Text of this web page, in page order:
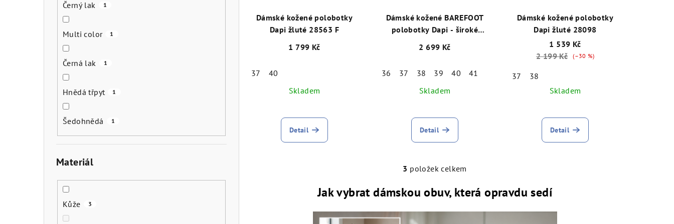
Černý lak 1
Multi color 1
Černá lak 1
Hnědá třpyt 1
Šedohnědá 1
Materiál
Kůže 3
k
d
Dámské kožené polobotky
Dapi žluté 28563 F
1 799 Kč
37
40
Skladem
Detail
Dámské kožené BAREFOOT
polobotky Dapi - široké
chodidlo, šíře K, žluté 29014
2 699 Kč
36 37 38 39 40
41
Skladem
Detail
Dámské kožené polobotky
Dapi žluté 28098
1 539 Kč
2 199 Kč
(–30 %)
37
38
Skladem
Detail
O
v
á
3 položek celkem
Jak vybrat dámskou obuv, která opravdu sedí